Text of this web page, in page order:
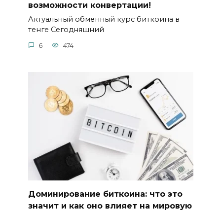
возможности конвертации!
Актуальный обменный курс биткоина в
тенге Сегодняшний
6 474
Доминирование биткоина: что это
значит и как оно влияет на мировую